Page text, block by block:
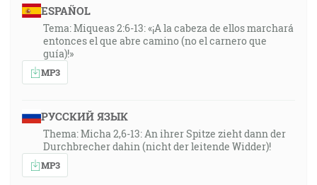
ESPAÑOL
Tema: Miqueas 2:6-13: «¡A la cabeza de ellos marchará
entonces el que abre camino (no el carnero que
guía)!»
MP3
РУССКИЙ ЯЗЫК
Thema: Micha 2,6-13: An ihrer Spitze zieht dann der
Durchbrecher dahin (nicht der leitende Widder)!
MP3